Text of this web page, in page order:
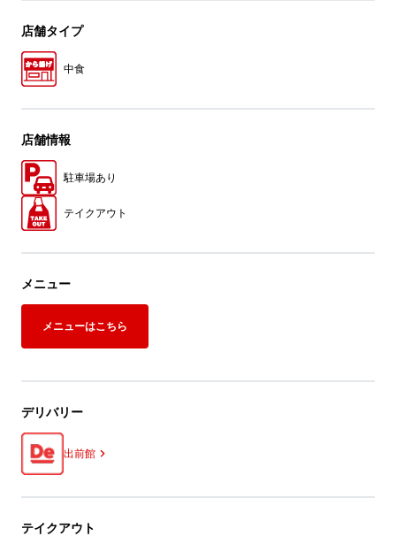
店舗タイプ
中食
店舗情報
駐車場あり
テイクアウト
メニュー
メニューはこちら
デリバリー
出前館
テイクアウト